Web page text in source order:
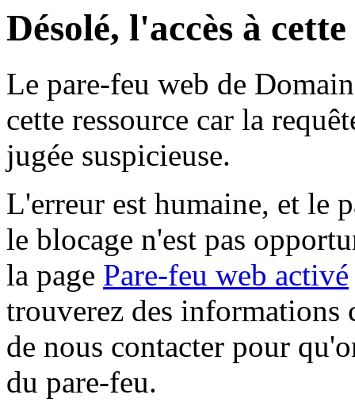
Désolé, l'accès à
Le pare-feu web de
cette ressource car la
jugée suspicieuse.
L'erreur est humaine, et le
le blocage n'est pas
la page Pare-feu web activé
trouverez des informations
de nous contacter pour
du pare-feu.